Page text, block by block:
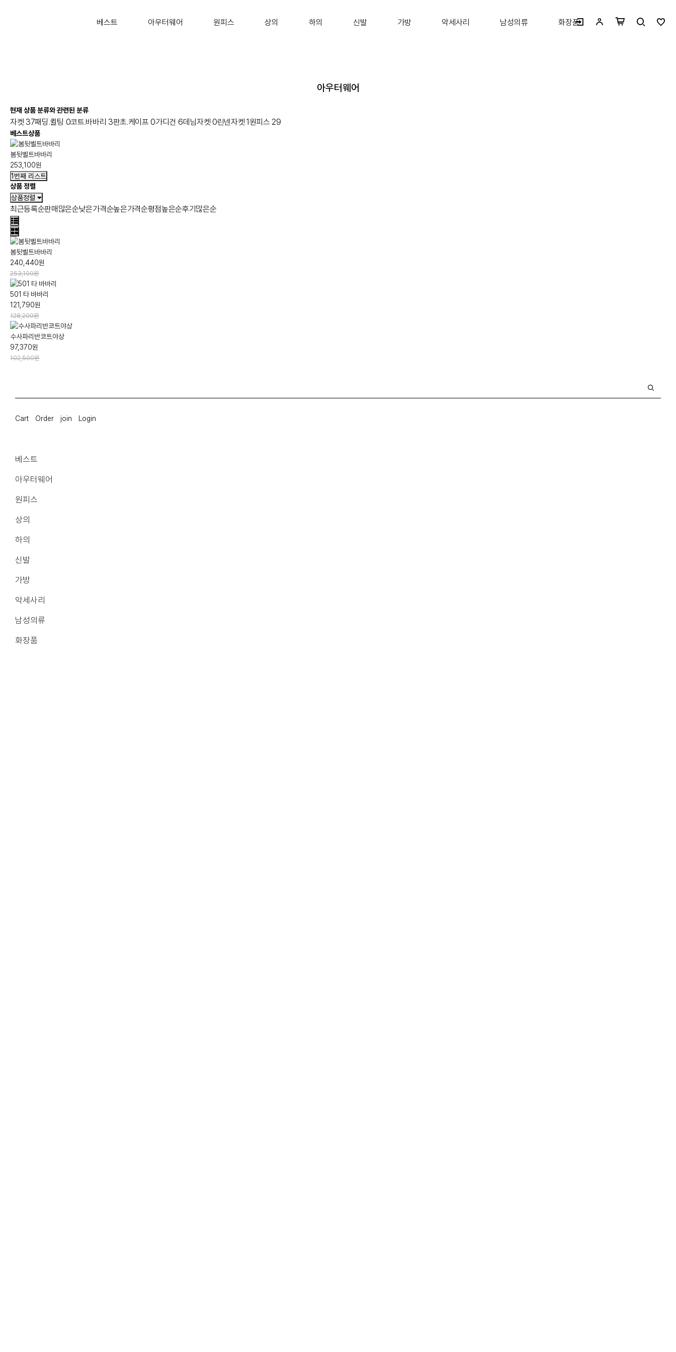
베스트 아우터웨어 원피스 상의 하의 신발 가방 악세사리 남성의류 화장품
아우터웨어
현재 상품 분류와 관련된 분류
자켓 37패딩.퀼팅 0코트.바바리 3판초.케이프0가디건 6데님자켓 0린넨자켓1원피스29
베스트상품
봄뒷벨트바바리
253,100원
1번째 리스트
상품 정렬
상품정렬
최근등록순판매많은순낮은가격순높은가격순평점높은순후기많은순
봄뒷벨트바바리
240,440원
253,100원
501 타 바바리
121,790원
128,200원
수사파리반코트야상
97,370원
102,500원
Cart Order join Login
베스트
아우터웨어
원피스
상의
하의
신발
가방
악세사리
남성의류
화장품